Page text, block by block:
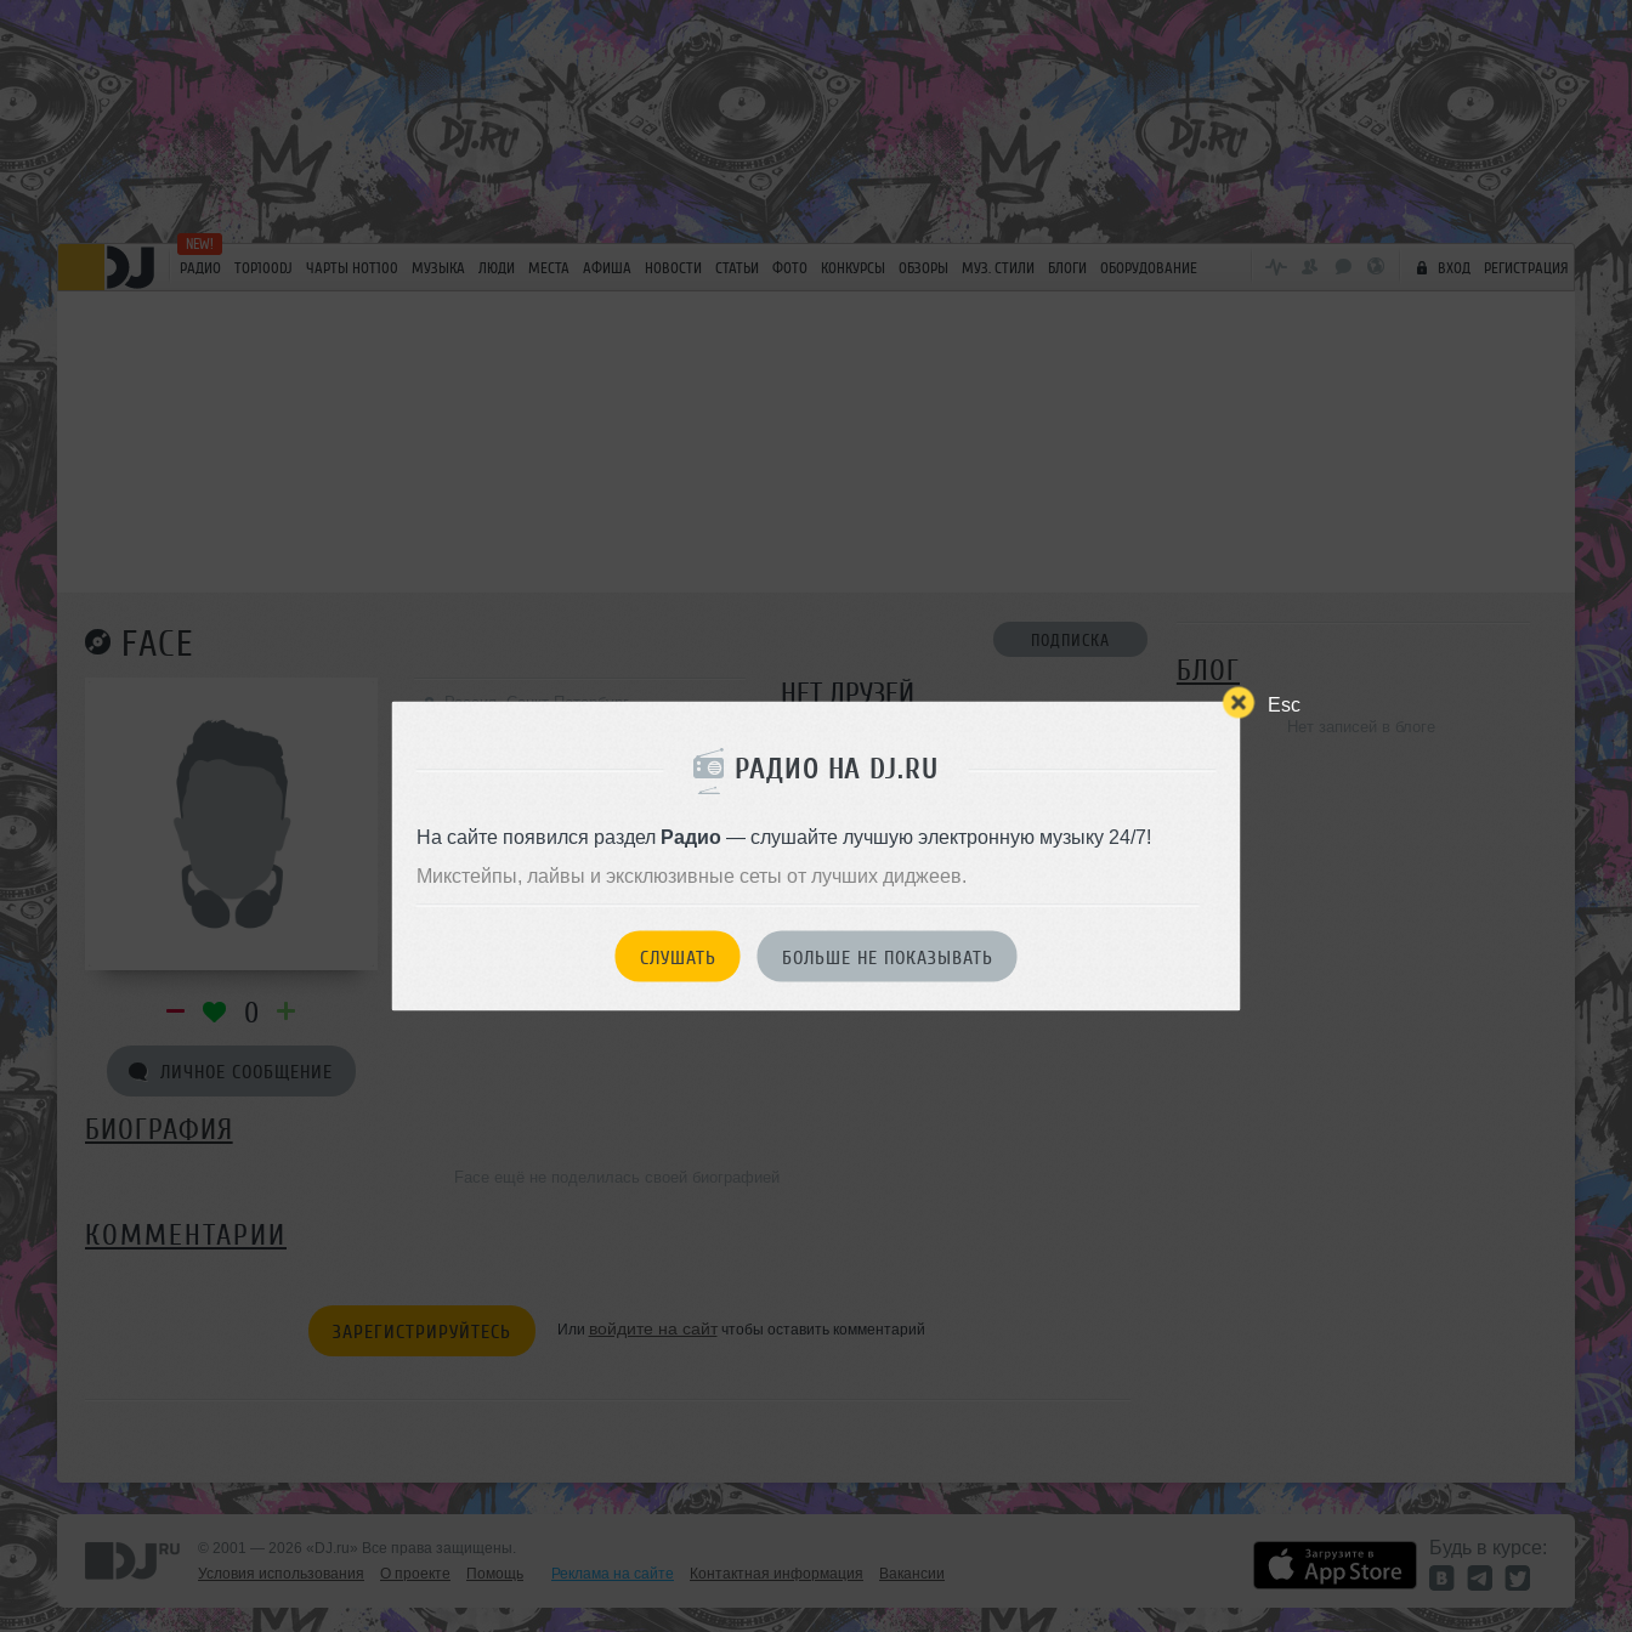
Esc
РАДИО НА DJ.RU
На сайте появился раздел Радио— слушайте лучшую электронную музыку 24/7!
Микстейпы, лайвы и эксклюзивные сеты от лучших диджеев.
СЛУШАТЬ БОЛЬШЕ НЕ ПОКАЗЫВАТЬ
РАДИО TOP100DJ ЧАРТЫ HOT100 МУЗЫКА ЛЮДИ МЕСТА АФИША НОВОСТИ СТАТЬИ ФОТО КОНКУРСЫ ОБЗОРЫ МУЗ. СТИЛИ БЛОГИ ОБОРУДОВАНИЕ ВХОД РЕГИСТРАЦИЯ
FACE ПОДПИСКА
0
ЛИЧНОЕ СООБЩЕНИЕ
Россия, Санкт-Петербург НЕТ ДРУЗЕЙ
БИОГРАФИЯ
КОММЕНТАРИИ
ЗАРЕГИСТРИРУЙТЕСЬ Или войдите на сайтчтобы оставить комментарий
БЛОГ
© 2001 — 2026 «DJ.ru» Все права защищены.
Условия использования
О проекте Помощь Реклама на сайте Контактная информация Вакансии
Будь в курсе: